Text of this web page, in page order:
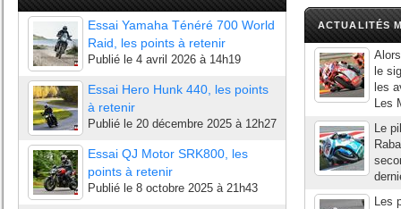
Essai Yamaha Ténéré 700 World
Raid, les points à retenir
Publié le 4 avril 2026 à 14h19
Essai Hero Hunk 440, les points
à retenir
Publié le 20 décembre 2025 à 12h27
Essai QJ Motor SRK800, les
points à retenir
Publié le 8 octobre 2025 à 21h43
ACTUALITÉS
le
les
Les
Le
Les